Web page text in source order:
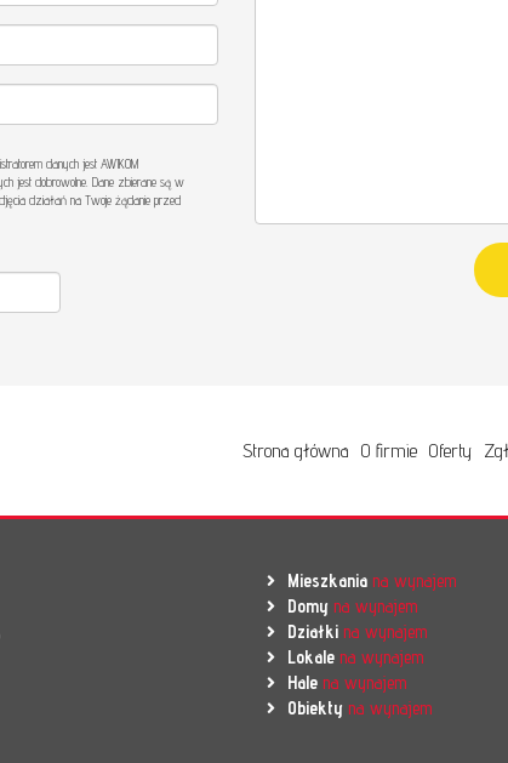
danych jest AWIKOM
jest dobrowolne. Dane zbierane są w
działań na Twoje żądanie przed
Strona główna O firmie Oferty
Mieszkania na wynajem
Domy na wynajem
Działki na wynajem
Lokale na wynajem
Hale na wynajem
Obiekty na wynajem